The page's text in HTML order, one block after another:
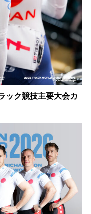
ック競技主要大会カ